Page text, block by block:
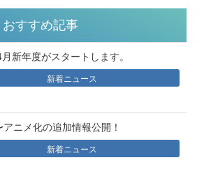
おすすめ記事
新年度がスタートします。
新着ニュース
アニメ化の追加情報公開！
新着ニュース